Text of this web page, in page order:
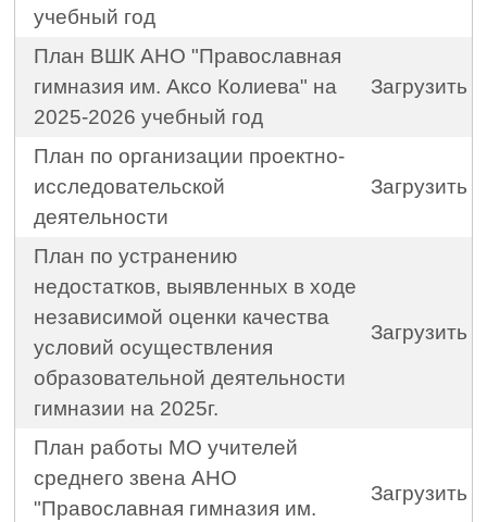
учебный год
План ВШК АНО "Православная
гимназия им. Аксо Колиева" на
2025-2026 учебный год
Загрузить
План по организации проектно-
исследовательской
деятельности
Загрузить
План по устранению
недостатков, выявленных в ходе
независимой оценки качества
условий осуществления
образовательной деятельности
гимназии на 2025г.
Загрузить
План работы МО учителей
среднего звена АНО
"Православная гимназия им.
Загрузить